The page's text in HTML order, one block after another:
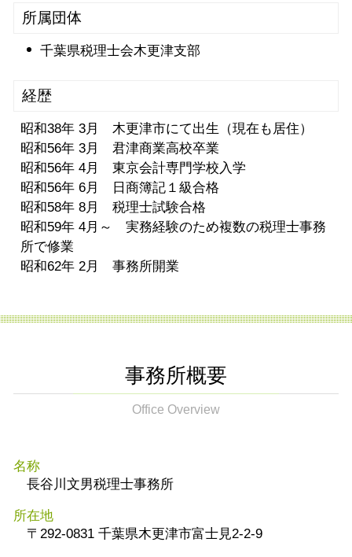
所属団体
千葉県税理士会木更津支部
経歴
昭和38年 3月 木更津市にて出生（現在も居住）
昭和56年 3月 君津商業高校卒業
昭和56年 4月 東京会計専門学校入学
昭和56年 6月 日商簿記１級合格
昭和58年 8月 税理士試験合格
昭和59年 4月～ 実務経験のため複数の税理士事務
所で修業
昭和62年 2月 事務所開業
事務所概要
Office Overview
名称
長谷川文男税理士事務所
所在地
〒292-0831 千葉県木更津市富士見2-2-9